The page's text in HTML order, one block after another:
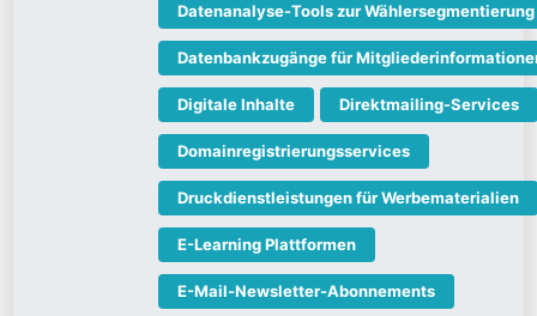
Datenanalyse-Tools zur Wählersegmentierung
Datenbankzugänge für
Digitale Inhalte Direktmailing-Services
Domainregistrierungsservices
Druckdienstleistungen für Werbematerialien
E-Learning Plattformen
E-Mail-Newsletter-Abonnements